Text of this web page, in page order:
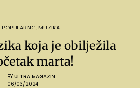
POPULARNO, MUZIKA
koja je obilježila
marta!
BY ULTRA MAGAZIN
06/03/2024